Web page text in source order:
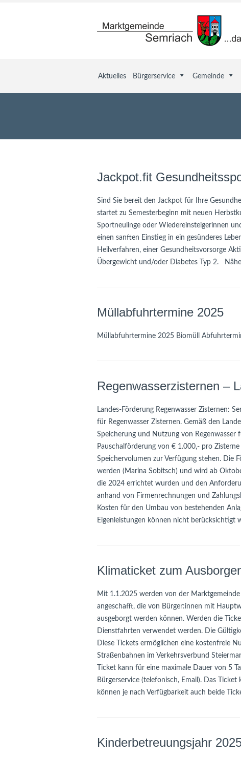
Aktuelles Bürgerservice Gemeinde
Jackpot.fit
Sind Sie bereit den Jackpot für Ihre
startet zu Semesterbeginn mit neuen
Sportneulinge oder Wiedereinsteigerinnen
einen sanften Einstieg in ein gesünderes
Heilverfahren, einer Gesundheitsvorsorge
Übergewicht und/oder Diabetes Typ 2.
Müllabfuhrtermine 2025
Müllabfuhrtermine 2025 Biomüll
Regenwasserzisternen –
Landes-Förderung Regenwasser Zisternen:
für Regenwasser Zisternen. Gemäß den
Speicherung und Nutzung von Regenwasser
Pauschalförderung von € 1.000,- pro
Speichervolumen zur Verfügung stehen. Die
werden (Marina Sobitsch) und wird ab
die 2024 errichtet wurden und den
anhand von Firmenrechnungen und
Kosten für den Umbau von bestehenden
Eigenleistungen können nicht berücksichtigt
Klimaticket zum
Mit 1.1.2025 werden von der
angeschafft, die von Bürger:innen mit
ausgeborgt werden können. Werden die
Dienstfahrten verwendet werden. Die
Diese Tickets ermöglichen eine kostenfreie
Straßenbahnen im Verkehrsverbund
Ticket kann für eine maximale Dauer von 5
Bürgerservice (telefonisch, Email). Das
können je nach Verfügbarkeit auch beide
Kinderbetreuungsjahr